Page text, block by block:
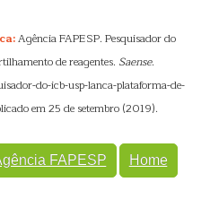
Agência FAPESP. Pesquisador do
de reagentes. Saense.
do-icb-usp-lanca-plataforma-de-
em 25 de setembro (2019).
FAPESP Home